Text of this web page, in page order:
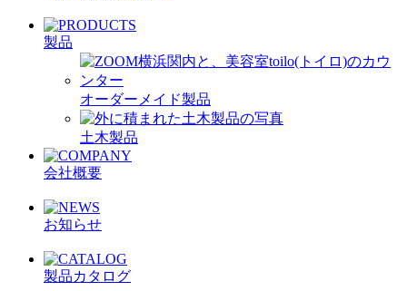
製品
オーダーメイド製品
土木製品
会社概要
お知らせ
製品カタログ